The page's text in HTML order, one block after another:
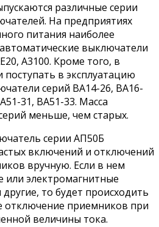
различные серии
На предприятиях
питания наиболее
выключатели
A3100. Кроме того, в
поступать в эксплуатацию
серий ВА14-26, ВА16-
31, ВА51-33. Масса
меньше, чем старых.
серии АП50Б
включений и отключений
вручную. Если в нем
или электромагнитные
то будет происходить
отключение приемников при
величины тока.